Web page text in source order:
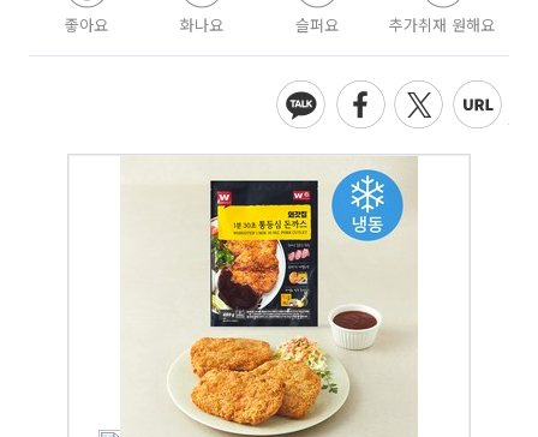
좋아요 화나요 슬퍼요 추가취재 원해요